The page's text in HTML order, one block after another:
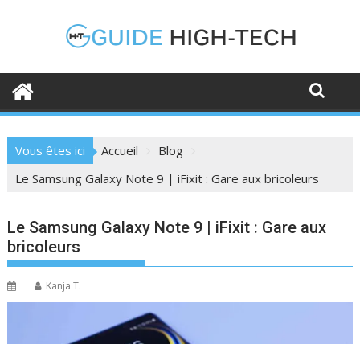
Vous êtes ici Accueil
Blog
Le Samsung Galaxy Note 9 | iFixit : Gare aux bricoleurs
Le Samsung Galaxy Note 9 | iFixit : Gare aux
bricoleurs
Kanja T.